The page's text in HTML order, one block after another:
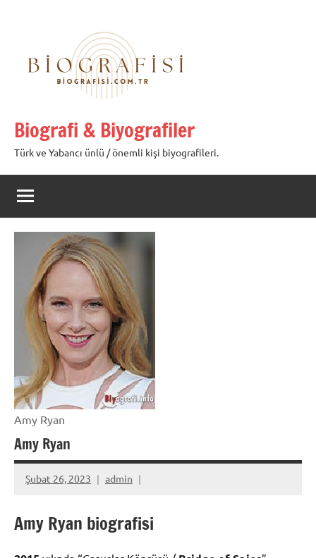
Biografi & Biyografiler
Türk ve Yabancı ünlü / önemli kişi biyografileri.
Amy Ryan
Amy Ryan
Şubat 26, 2023 admin
Amy Ryan biografisi